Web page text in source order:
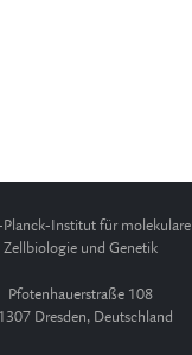
Planck-Institut für molekulare
Zellbiologie und Genetik
Pfotenhauerstraße 108
Dresden, Deutschland